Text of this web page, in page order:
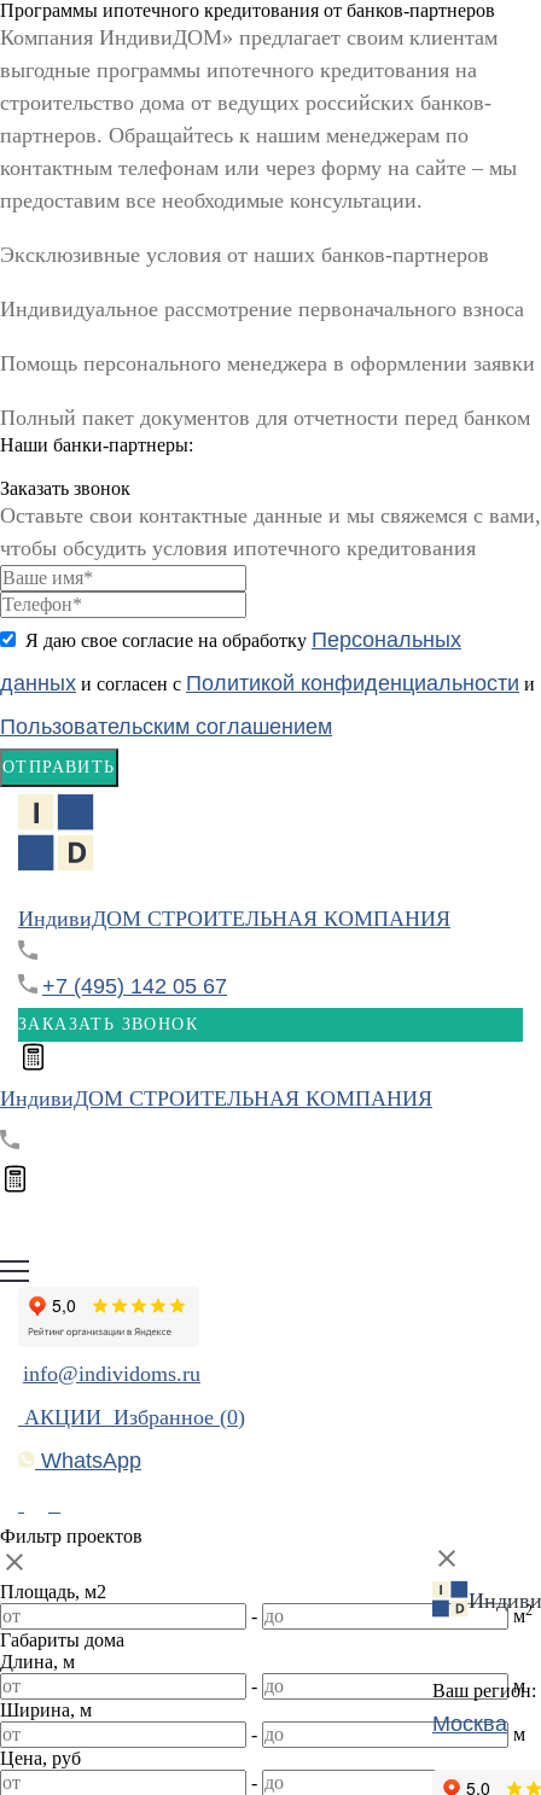
Программы ипотечного кредитования от банков-партнеров
Компания ИндивиДОМ» предлагает своим клиентам
выгодные программы ипотечного кредитования на
строительство дома от ведущих российских банков-
партнеров. Обращайтесь к нашим менеджерам по
контактным телефонам или через форму на сайте – мы
предоставим все необходимые консультации.
Эксклюзивные условия от наших банков-партнеров
Индивидуальное рассмотрение первоначального взноса
Помощь персонального менеджера в оформлении заявки
Полный пакет документов для отчетности перед банком
Наши банки-партнеры:
Заказать звонок
Оставьте свои контактные данные и мы свяжемся с вами,
чтобы обсудить условия ипотечного кредитования
Я даю свое согласие на обработку Персональных
данных и согласен с Политикой конфиденциальности и
Пользовательским соглашением
ОТПРАВИТЬ
ИндивиДОМ СТРОИТЕЛЬНАЯ КОМПАНИЯ
+7 (495) 142 05 67
ЗАКАЗАТЬ ЗВОНОК
ИндивиДОМ СТРОИТЕЛЬНАЯ КОМПАНИЯ
info@individoms.ru
АКЦИИ Избранное (0)
WhatsApp
Ваш регион:
Москва
Фильтр проектов
Площадь, м2
-
м2
Габариты дома
Длина, м
-
м
Ширина, м
-
м
Цена, руб
-